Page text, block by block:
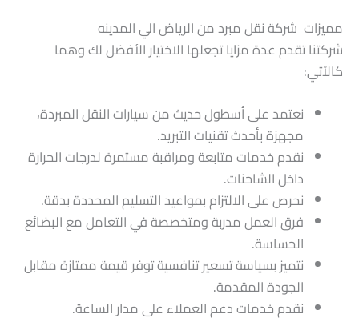
مميزات شركة نقل مبرد من الرياض الي المدينه
شركتنا تقدم عدة مزايا تجعلها الاختيار الأفضل لك وهما
كالآتي:
نعتمد على أسطول حديث من سيارات النقل المبردة،
مجهزة بأحدث تقنيات التبريد.
نقدم خدمات متابعة ومراقبة مستمرة لدرجات الحرارة
داخل الشاحنات.
نحرص على الالتزام بمواعيد التسليم المحددة بدقة.
فرق العمل مدربة ومتخصصة في التعامل مع البضائع
الحساسة.
نتميز بسياسة تسعير تنافسية توفر قيمة ممتازة مقابل
الجودة المقدمة.
نقدم خدمات دعم العملاء على مدار الساعة.